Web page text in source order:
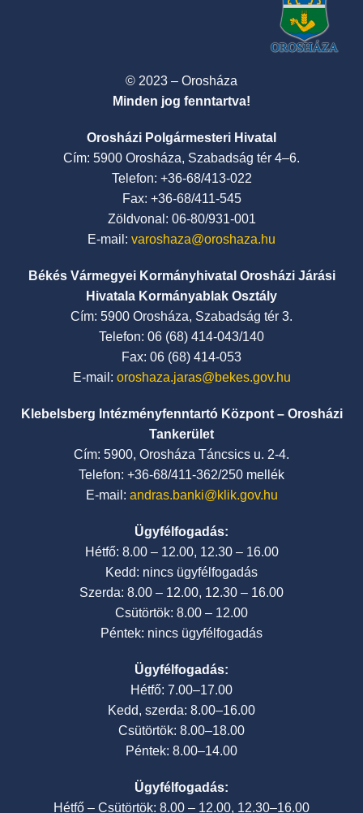
© 2023 – Orosháza
Minden jog fenntartva!
Orosházi Polgármesteri Hivatal
Cím: 5900 Orosháza, Szabadság tér 4–6.
Telefon: +36-68/413-022
Fax: +36-68/411-545
Zöldvonal: 06-80/931-001
E-mail: varoshaza@oroshaza.hu
Békés Vármegyei Kormányhivatal Orosházi Járási
Hivatala Kormányablak Osztály
Cím: 5900 Orosháza, Szabadság tér 3.
Telefon: 06 (68) 414-043/140
Fax: 06 (68) 414-053
E-mail: oroshaza.jaras@bekes.gov.hu
Klebelsberg Intézményfenntartó Központ – Orosházi
Tankerület
Cím: 5900, Orosháza Táncsics u. 2-4.
Telefon: +36-68/411-362/250 mellék
E-mail: andras.banki@klik.gov.hu
Ügyfélfogadás:
Hétfő: 8.00 – 12.00, 12.30 – 16.00
Kedd: nincs ügyfélfogadás
Szerda: 8.00 – 12.00, 12.30 – 16.00
Csütörtök: 8.00 – 12.00
Péntek: nincs ügyfélfogadás
Ügyfélfogadás:
Hétfő: 7.00–17.00
Kedd, szerda: 8.00–16.00
Csütörtök: 8.00–18.00
Péntek: 8.00–14.00
Ügyfélfogadás:
Hétfő – Csütörtök: 8.00 – 12.00, 12.30–16.00